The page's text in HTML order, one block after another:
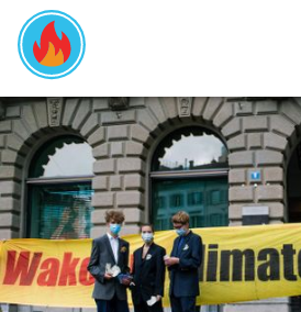
HOME
KLIMAKRISE
BEWEGUNG
MITMACHEN
EVENTS